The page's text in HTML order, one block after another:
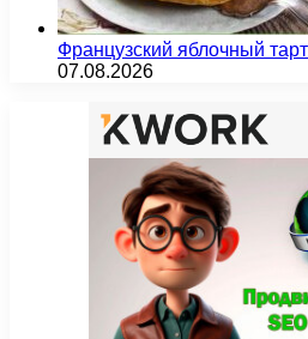
Французский яблочный
07.08.2026